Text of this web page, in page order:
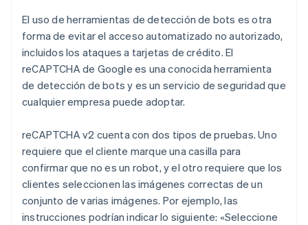
El uso de herramientas de detección de bots es otra
forma de evitar el acceso automatizado no autorizado,
incluidos los ataques a tarjetas de crédito. El
reCAPTCHA de Google es una conocida herramienta
de detección de bots y es un servicio de seguridad que
cualquier empresa puede adoptar.
reCAPTCHA v2 cuenta con dos tipos de pruebas. Uno
requiere que el cliente marque una casilla para
confirmar que no es un robot, y el otro requiere que los
clientes seleccionen las imágenes correctas de un
conjunto de varias imágenes. Por ejemplo, las
instrucciones podrían indicar lo siguiente: «Seleccione